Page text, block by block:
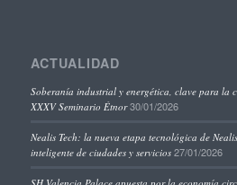
ACTUALIDAD
Soberanía industrial y energética, clave para la
XXXV Seminario Étnor 30/01/2026
Nealis Tech: la nueva etapa tecnológica de
inteligente de ciudades y servicios 27/01/2026